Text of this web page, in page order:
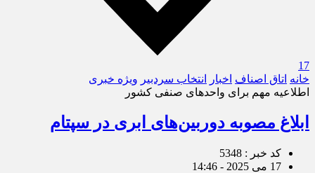
17
خانه اتاق اصناف اخبار انتخاب سردبیر ویژه خبری
اطلاعیه مهم برای واحدهای صنفی کشور
ابلاغ مصوبه دوربین‌های ابری در سپتام
کد خبر : 5348
17 می 2025 - 14:46